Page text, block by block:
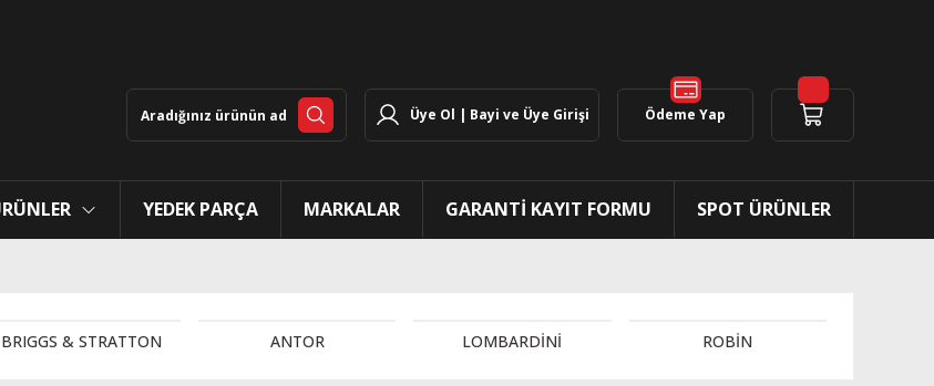
Üye Ol | Bayi ve Üye Girişi Ödeme Yap
YEDEK PARÇA MARKALAR GARANTİ KAYIT FORMU SPOT ÜRÜNLER
BRIGGS & STRATTON ANTOR LOMBARDİNİ ROBİN